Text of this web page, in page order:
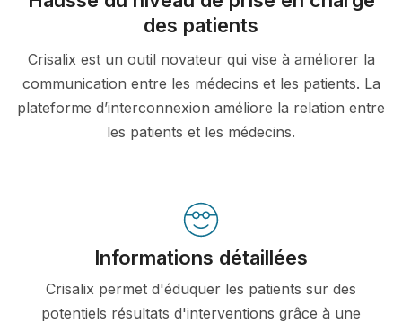
des patients
Crisalix est un outil novateur qui vise à améliorer la
communication entre les médecins et les patients. La
plateforme d’interconnexion améliore la relation entre
les patients et les médecins.
Informations détaillées
Crisalix permet d'éduquer les patients sur des
potentiels résultats d'interventions grâce à une